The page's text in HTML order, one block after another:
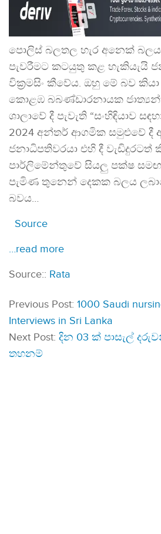
පොලිස් බලතල හැර අනෙක් බලය
පැවරීමට කටයුතු කළ හැකියැයි
වික්‍රමසිං කීවේය. ඔහු මේ බව කියා
කොළඹ බබණ්ඩාරනායක
ශාලාවේ දී පැවැති “සංහිඳියාව
2024 අන්තර් ආගමික සමුළුවේ දී
ජනාධිපතිවරයා එහි දී වැඩිදුරටත්
පාර්ලිමේන්තුවේ සියලු පක්ෂ
පැමිණ තුනෙන් දෙකක බලය
බවය…
Source
…read more
Source:: Rata
Previous Post: 1000 Saudi
Interviews in Sri Lanka
Next Post: දින 03 ක් පාසැල්
තහනම්